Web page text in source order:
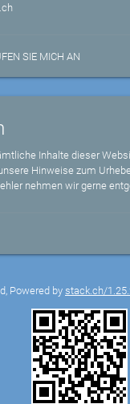
SIE MICH AN
Inhalte dieser
Hinweise zum
nehmen wir gerne
Powered bystack.ch/